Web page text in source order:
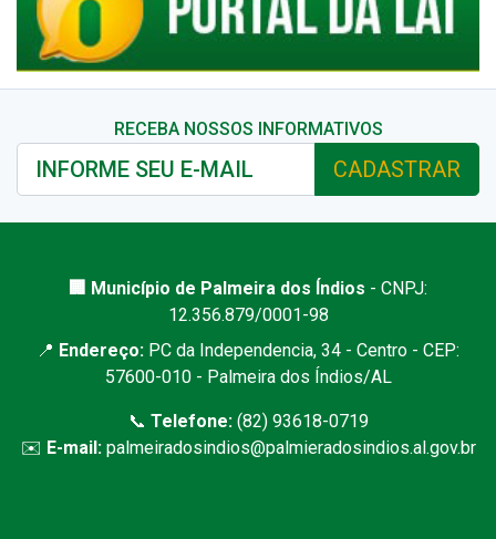
RECEBA NOSSOS INFORMATIVOS
CADASTRAR
🏢 Município de Palmeira dos Índios - CNPJ:
12.356.879/0001-98
📍 Endereço: PC da Independencia, 34 - Centro - CEP:
57600-010 - Palmeira dos Índios/AL
📞 Telefone:(82) 93618-0719
✉️ E-mail: palmeiradosindios@palmieradosindios.al.gov.br